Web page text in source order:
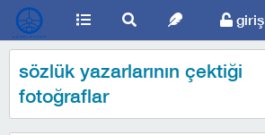
giriş
sözlük yazarlarının çektiği
fotoğraflar